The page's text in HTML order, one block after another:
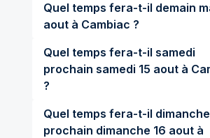
Quel temps fera-t-il demain mardi 11
aout à Cambiac ?
Quel temps fera-t-il samedi
prochain samedi 15 aout à Cambiac
?
Quel temps fera-t-il dimanche
prochain dimanche 16 aout à